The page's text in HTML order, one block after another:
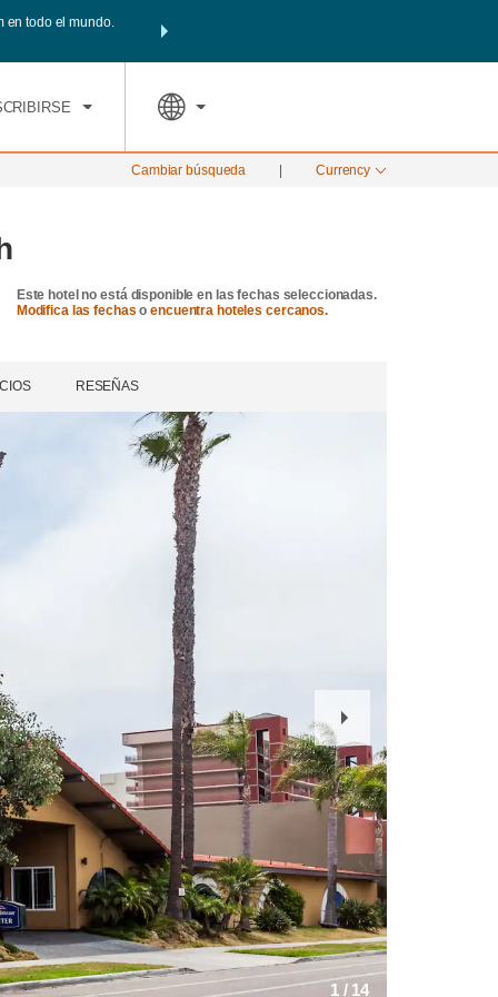
en todo el mundo.
Agrupa tu hotel, vuelos y mucho más con los Paquetes de
TARIFAS ESPECIALES
Cambiar búsqueda Currency
Este hotel no está disponible en las fechas seleccionadas.
Modifica las fechas oencuentra hoteles cercanos.
RESEÑAS
1/ 14
Slide